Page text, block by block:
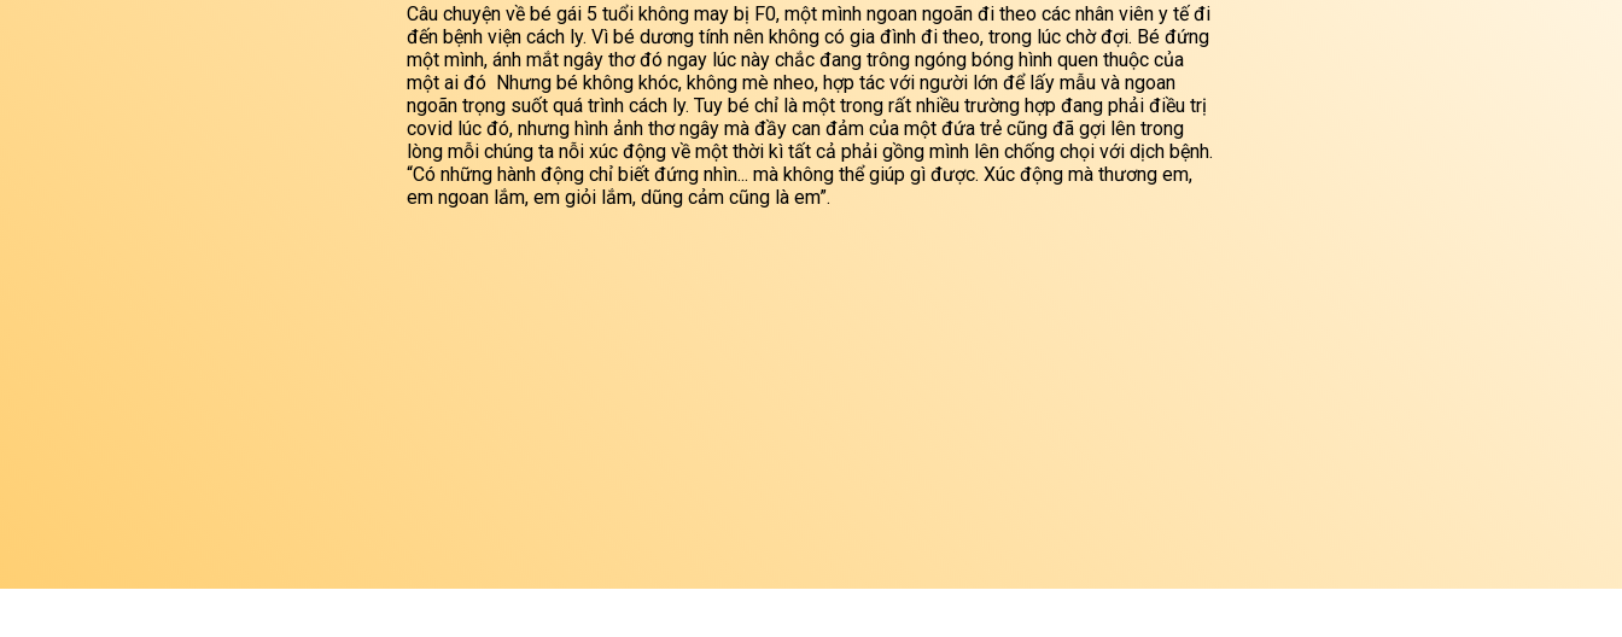
Câu chuyện về bé gái 5 tuổi không may bị F0, một mình ngoan ngoãn đi theo các nhân viên y tế đi
đến bệnh viện cách ly. Vì bé dương tính nên không có gia đình đi theo, trong lúc chờ đợi. Bé đứng
một mình, ánh mắt ngây thơ đó ngay lúc này chắc đang trông ngóng bóng hình quen thuộc của
một ai đó Nhưng bé không khóc, không mè nheo, hợp tác với người lớn để lấy mẫu và ngoan
ngoãn trọng suốt quá trình cách ly. Tuy bé chỉ là một trong rất nhiều trường hợp đang phải điều trị
covid lúc đó, nhưng hình ảnh thơ ngây mà đầy can đảm của một đứa trẻ cũng đã gợi lên trong
lòng mỗi chúng ta nỗi xúc động về một thời kì tất cả phải gồng mình lên chống chọi với dịch bệnh.
“Có những hành động chỉ biết đứng nhìn... mà không thể giúp gì được. Xúc động mà thương em,
em ngoan lắm, em giỏi lắm, dũng cảm cũng là em”.